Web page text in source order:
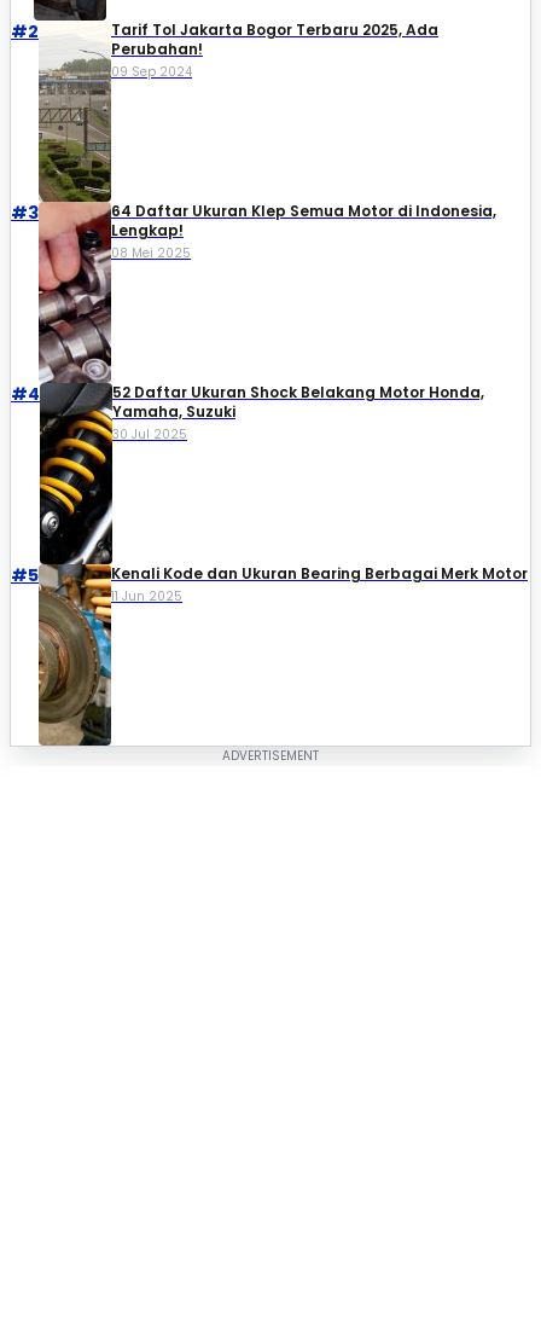
#2
Tarif Tol Jakarta Bogor Terbaru 2025, Ada
Perubahan!
09 Sep 2024
#3
64 Daftar Ukuran Klep Semua Motor di Indonesia,
Lengkap!
08 Mei 2025
#4
52 Daftar Ukuran Shock Belakang Motor Honda,
Yamaha, Suzuki​
30 Jul 2025
#5 Kenali Kode dan Ukuran Bearing Berbagai Merk Motor
11 Jun 2025